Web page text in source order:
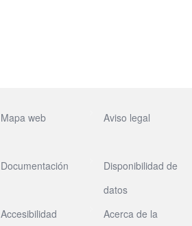
Mapa web Aviso legal
Documentación
Disponibilidad de
datos
Accesibilidad
Acerca de la